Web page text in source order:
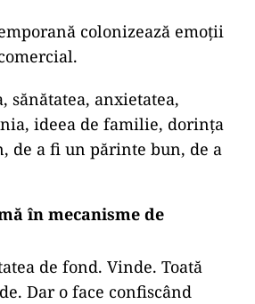
colonizează emoții
sănătatea, anxietatea,
ideea de familie, dorința
de a fi un părinte bun, de a
în mecanisme de
de fond. Vinde. Toată
Dar o face confiscând